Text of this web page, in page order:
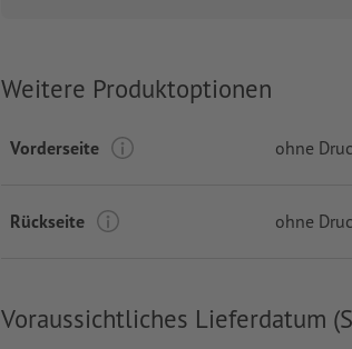
Weitere Produktoptionen
Vorderseite ohne
Rückseite ohne
Voraussichtliches Lieferdatum